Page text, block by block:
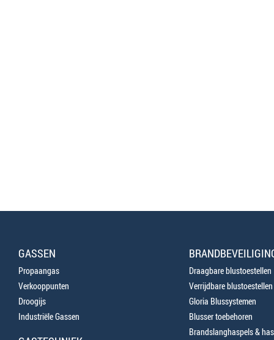
GASSEN
Propaangas
Verkooppunten
Droogijs
Industriële Gassen
Draagbare blustoestellen
Verrijdbare blustoestellen
Gloria Blussystemen
Blusser toebehoren
Brandslanghaspels &